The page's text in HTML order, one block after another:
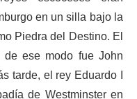
en un silla bajo la
Piedra del Destino. El
de ese modo fue John
tarde, el rey Eduardo I
de Westminster en